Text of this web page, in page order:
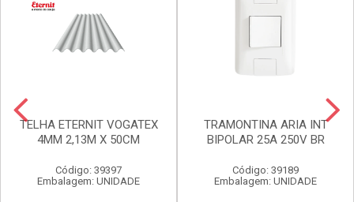
TELHA ETERNIT VOGATEX
4MM 2,13M X 50CM
Código: 39397
Embalagem: UNIDADE
TRAMONTINA ARIA INT
BIPOLAR 25A 250V BR
Código: 39189
Embalagem: UNIDADE